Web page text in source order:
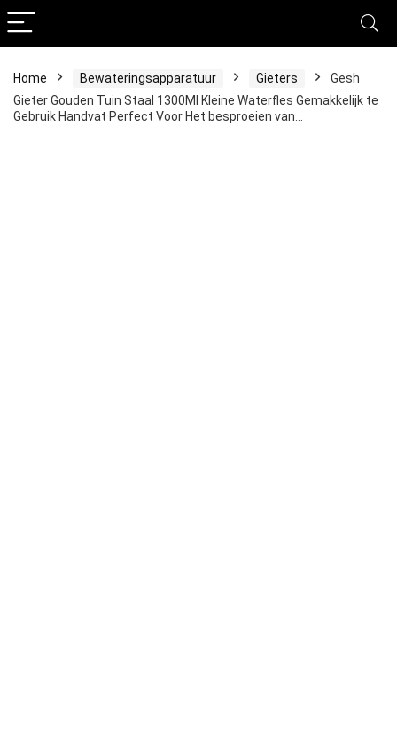
Home Bewateringsapparatuur Gieters
Gesh
Gieter Gouden Tuin Staal 1300Ml Kleine Waterfles Gemakkelijk te
Gebruik Handvat Perfect Voor Het besproeien van…